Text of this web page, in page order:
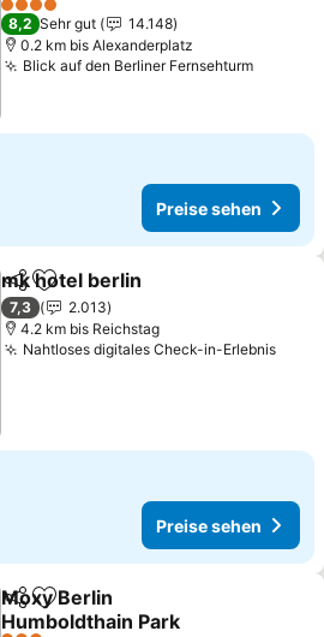
4 Sterne
8,2 Sehr gut
14.148
0.2 km bis Alexanderplatz
Blick auf den Berliner Fernsehturm
Preise sehen
TeilenZu Favoriten hinzufügen
mk hotel berlin
7,3
2.013
4.2 km bis Reichstag
Nahtloses digitales Check-in-Erlebnis
Preise sehen
TeilenZu Favoriten hinzufügen
Moxy Berlin
Humboldthain Park